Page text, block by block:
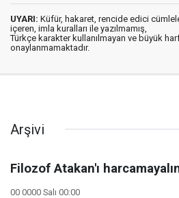
UYARI: Küfür, hakaret, rencide edici
içeren, imla kuralları ile yazılmamış,
Türkçe karakter kullanılmayan ve büyük
onaylanmamaktadır.
Arşivi
Filozof Atakan'ı
00 0000 Salı 00:00